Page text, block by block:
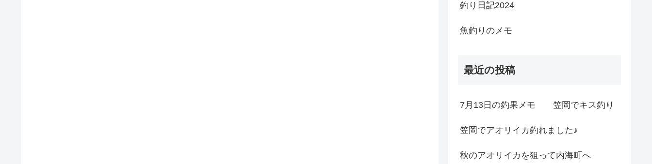
釣り日記2024
魚釣りのメモ
最近の投稿
7月13日の釣果メモ 笠岡でキス釣り
笠岡でアオリイカ釣れました♪
秋のアオリイカを狙って内海町へ